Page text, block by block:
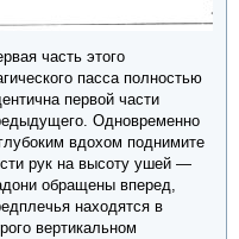
часть этого
пасса полностью
первой части
Одновременно
вдохом поднимите
рук на высоту ушей —
обращены вперед,
находятся в
вертикальном